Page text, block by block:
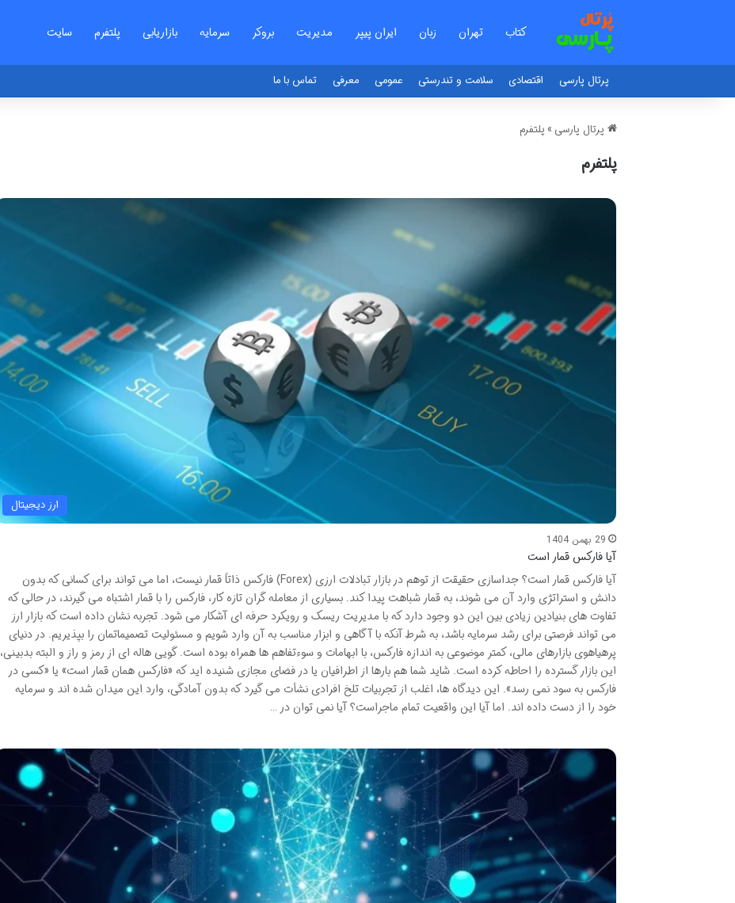
کتاب تهران زبان ایران پیپر مدیریت بروکر سرمایه بازاریابی پلتفرم سایت
پرتال پارسی اقتصادی سلامت و تندرستی عمومی معرفی تماس با ما
پرتال پارسی » پلتفرم
پلتفرم
ارز دیجیتال
29 بهمن 1404
آیا فارکس قمار است
آیا فارکس قمار است؟ جداسازی حقیقت از توهم در بازار تبادلات ارزی (Forex) فارکس ذاتاً قمار نیست، اما می تواند برای کسانی که بدون
دانش و استراتژی وارد آن می شوند، به قمار شباهت پیدا کند. بسیاری از معامله گران تازه کار، فارکس را با قمار اشتباه می گیرند، در حالی که
تفاوت های بنیادین زیادی بین این دو وجود دارد که با مدیریت ریسک و رویکرد حرفه ای آشکار می شود. تجربه نشان داده است که بازار ارز
می تواند فرصتی برای رشد سرمایه باشد، به شرط آنکه با آگاهی و ابزار مناسب به آن وارد شویم و مسئولیت تصمیماتمان را بپذیریم. در دنیای
پرهیاهوی بازارهای مالی، کمتر موضوعی به اندازه فارکس، با ابهامات و سوءتفاهم ها همراه بوده است. گویی هاله ای از رمز و راز و البته بدبینی،
این بازار گسترده را احاطه کرده است. شاید شما هم بارها از اطرافیان یا در فضای مجازی شنیده اید که «فارکس همان قمار است» یا «کسی در
فارکس به سود نمی رسد». این دیدگاه ها، اغلب از تجربیات تلخ افرادی نشأت می گیرد که بدون آمادگی، وارد این میدان شده اند و سرمایه
خود را از دست داده اند. اما آیا این واقعیت تمام ماجراست؟ آیا نمی توان در …